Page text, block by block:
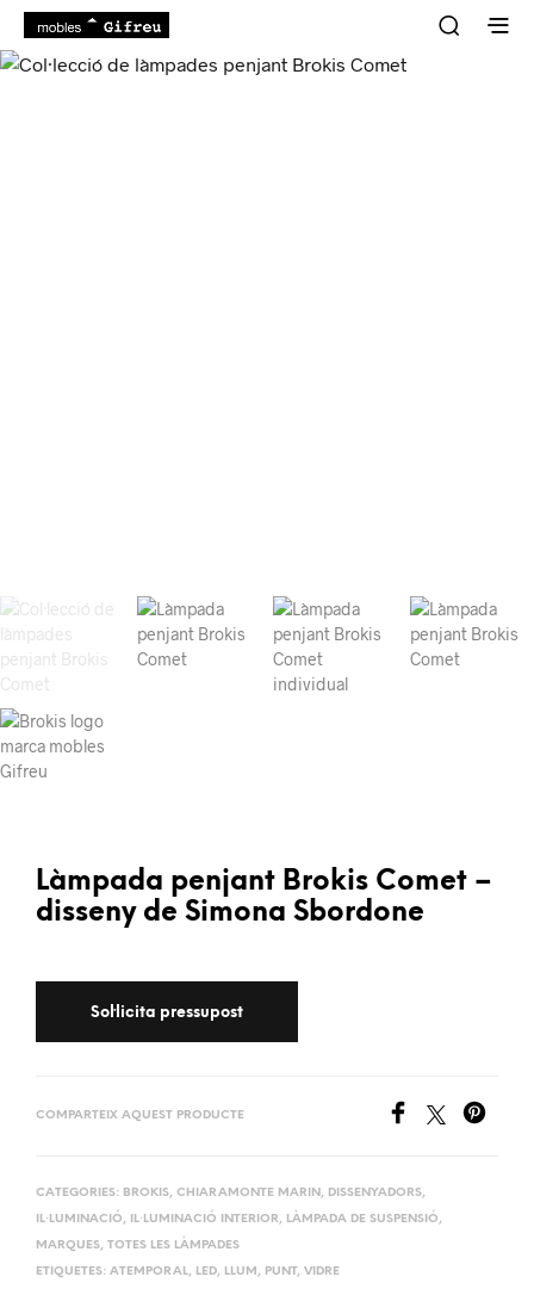
Làmpada penjant Brokis Comet –
disseny de Simona Sbordone
COMPARTEIX AQUEST PRODUCTE
CATEGORIES: BROKIS, CHIARAMONTE MARIN , DISSENYADORS,
IL·LUMINACIÓ, IL·LUMINACIÓ INTERIOR, LÀMPADA DE SUSPENSIÓ,
MARQUES, TOTES LES LÀMPADES
ETIQUETES: ATEMPORAL, LED, LLUM , PUNT, VIDRE